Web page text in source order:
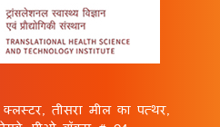
तीसरा मील का पत्थर,